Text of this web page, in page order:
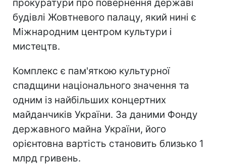
прокуратури про повернення державі
будівлі Жовтневого палацу, який нині є
Міжнародним центром культури і
мистецтв.
Комплекс є пам'яткою культурної
спадщини національного значення та
одним із найбільших концертних
майданчиків України. За даними Фонду
державного майна України, його
орієнтовна вартість становить близько 1
млрд гривень.